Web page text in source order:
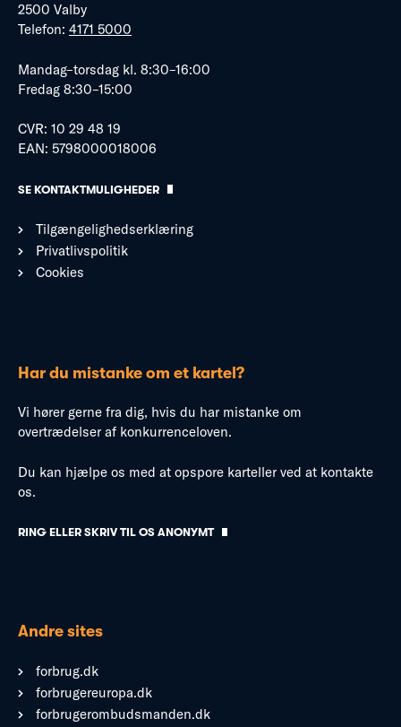
2500 Valby
Telefon: 4171 5000
Mandag–torsdag kl. 8:30–16:00
Fredag 8:30–15:00
CVR: 10 29 48 19
EAN: 5798000018006
SE KONTAKTMULIGHEDER
Tilgængelighedserklæring
Privatlivspolitik
Cookies
Har du mistanke om et kartel?
Vi hører gerne fra dig, hvis du har mistanke om
overtrædelser af konkurrenceloven.
Du kan hjælpe os med at opspore karteller ved at kontakte
os.
RING ELLER SKRIV TIL OS ANONYMT
Andre sites
forbrug.dk
forbrugereuropa.dk
forbrugerombudsmanden.dk